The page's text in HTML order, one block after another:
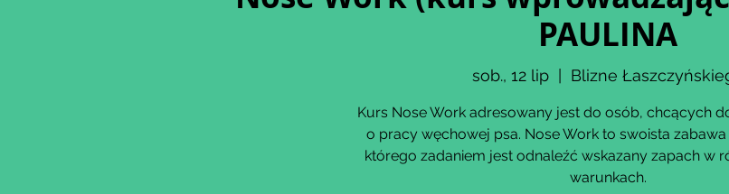
PAULINA
sob., 12 lip
  |
Blizne
Kurs Nose Work adresowany jest do osób, chcących
o pracy węchowej psa. Nose Work to swoista
którego zadaniem jest odnaleźć wskazany zapach w
warunkach.